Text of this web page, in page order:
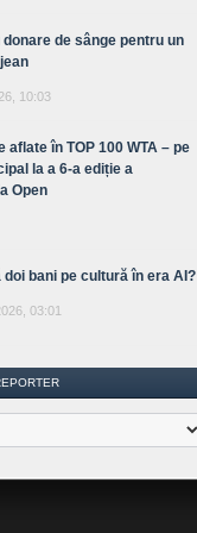
de sânge pentru un
10:03
aflate în TOP 100 WTA – pe
la a 6-a ediție a
Open
doi bani pe cultură în era AI?
03:01